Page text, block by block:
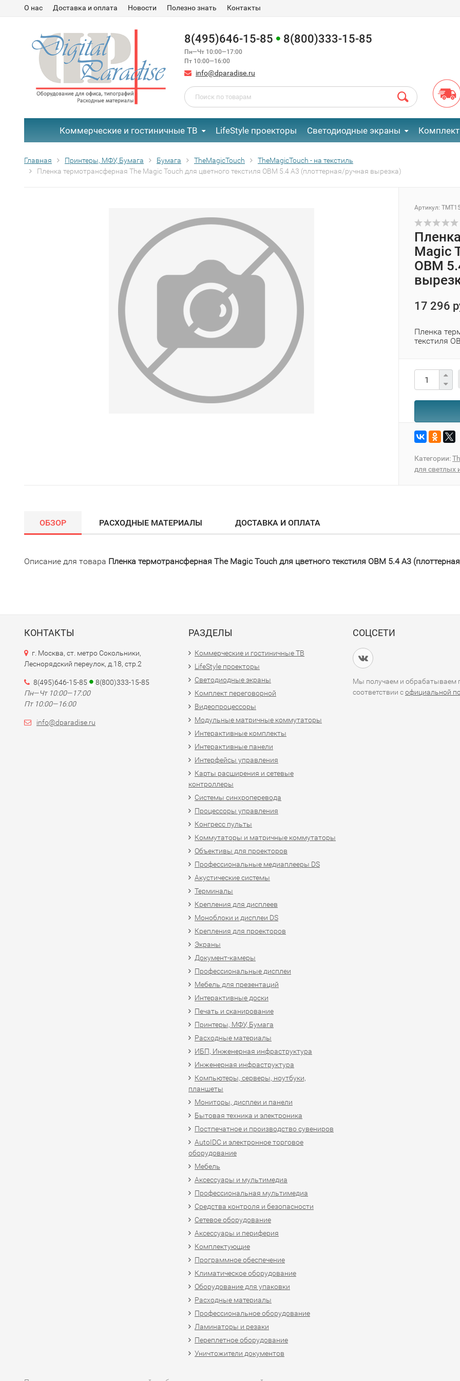
О нас Доставка и оплата Новости Полезно знать Контакты
8(495)646-15-85 8(800)333-15-85
Пн—Чт 10:00—17:00
Пт 10:00—16:00
info@dparadise.ru
Коммерческие и гостиничные ТВ LifeStyle проекторы Светодиодные экраны
Главная Принтеры, МФУ, Бумага Бумага TheMagicTouch
TheMagicTouch - на текстиль
Пленка термотрансферная The Magic Touch для цветного текстиля OBM 5.4 A3 (плоттерная/ручная вырезка)
Артикул:
Magic
OBM
17 296
Пленка
текстиля
Категории:
для светлых
ОБЗОР РАСХОДНЫЕ МАТЕРИАЛЫ ДОСТАВКА И ОПЛАТА
Описание для товара Пленка термотрансферная The Magic Touch для цветного текстиля OBM 5.4 A3
КОНТАКТЫ
г. Москва, ст. метро Сокольники,
Леснорядский переулок, д.18, стр.2
8(495)646-15-85
8(800)333-15-85
Пн—Чт 10:00—17:00
Пт 10:00—16:00
info@dparadise.ru
РАЗДЕЛЫ
Коммерческие и гостиничные ТВ
LifeStyle проекторы
Светодиодные экраны
Комплект переговорной
Видеопроцессоры
Модульные матричные коммутаторы
Интерактивные комплекты
Интерактивные панели
Интерфейсы управления
Карты расширения и сетевые
контроллеры
Системы синхроперевода
Процессоры управления
Конгресс пульты
Коммутаторы и матричные коммутаторы
Объективы для проекторов
Профессиональные медиаплееры DS
Акустические системы
Терминалы
Крепления для дисплеев
Моноблоки и дисплеи DS
Крепления для проекторов
Экраны
Документ-камеры
Профессиональные дисплеи
Мебель для презентаций
Интерактивные доски
Печать и сканирование
Принтеры, МФУ, Бумага
Расходные материалы
ИБП, Инженерная инфраструктура
Инженерная инфраструктура
Компьютеры, серверы, ноутбуки,
планшеты
Мониторы, дисплеи и панели
Бытовая техника и электроника
Постпечатное и производство сувениров
AutoIDC и электронное торговое
оборудование
Мебель
Аксессуары и мультимедиа
Профессиональная мультимедиа
Средства контроля и безопасности
Сетевое оборудование
Аксессуары и периферия
Комплектующие
Программное обеспечение
Климатическое оборудование
Оборудование для упаковки
Расходные материалы
Профессиональное оборудование
Ламинаторы и резаки
Переплетное оборудование
Уничтожители документов
СОЦСЕТИ
Мы получаем и обрабатываем
соответствии софициальной